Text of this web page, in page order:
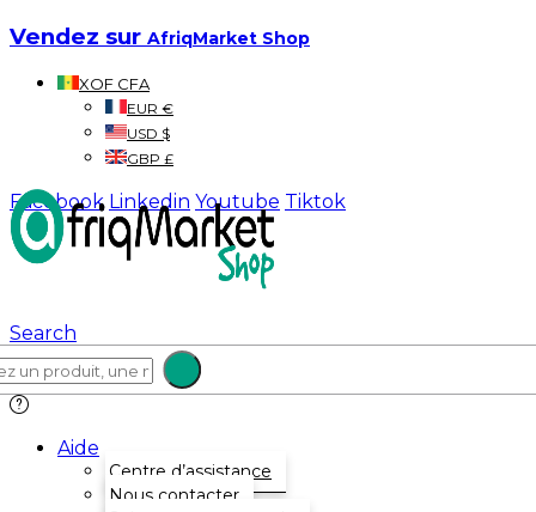
Vendez sur AfriqMarket Shop
XOF CFA
EUR €
USD $
GBP £
Facebook Linkedin Youtube Tiktok
Search
Aide
Centre d’assistance
Nous contacter